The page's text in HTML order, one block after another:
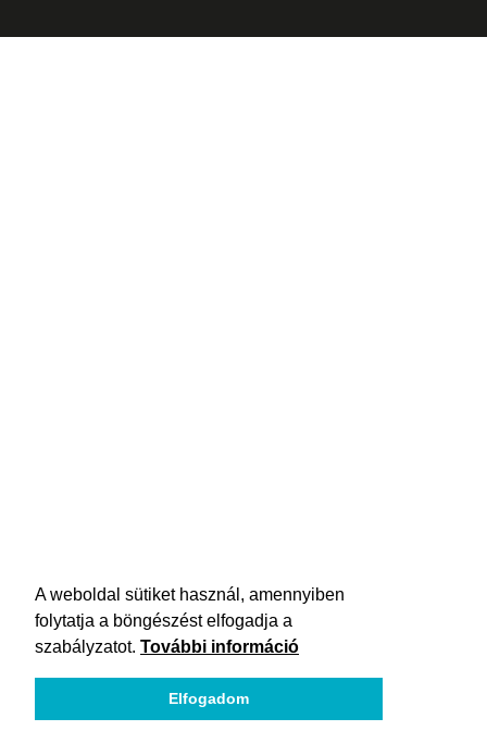
A weboldal sütiket használ, amennyiben
folytatja a böngészést elfogadja a
szabályzatot. További információ
Elfogadom